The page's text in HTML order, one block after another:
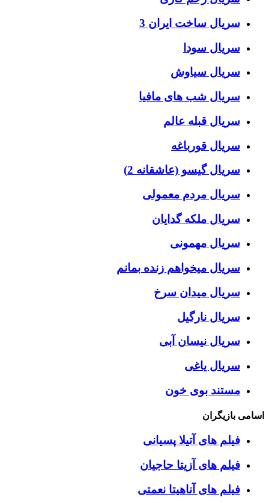
سریال ساخت ایران 3
سریال سودا
سریال سیاوش
سریال شب های مافیا
سریال قبله عالم
سریال قورباغه
سریال گیسو (عاشقانه 2)
سریال مردم معمولی
سریال ملکه گدایان
سریال مهمونی
سریال میخواهم زنده بمانم
سریال میدان سرخ
سریال نارگیل
سریال نیسان آبی
سریال یاغی
مستند بوی خون
اسامی بازیگران
فیلم های آتیلا پسیانی
فیلم های آزیتا حاجیان
فیلم های آناهیتا نعمتی